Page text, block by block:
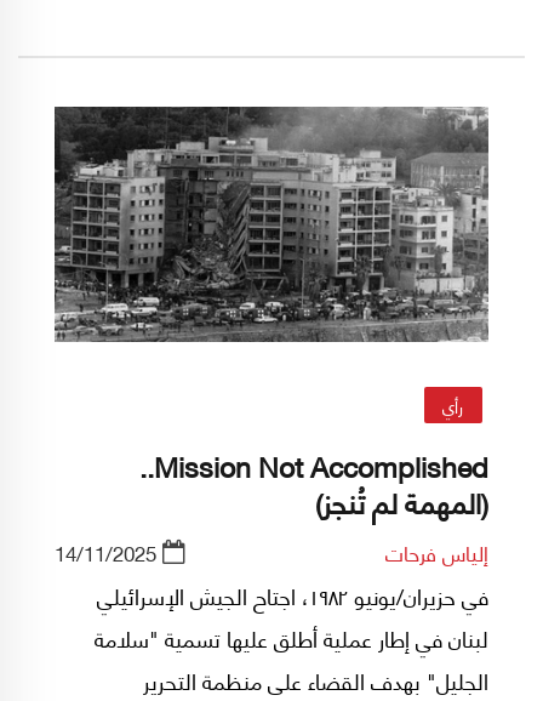
الجريمة، فلا بدّ من البحث عن قطبٍ بديل، وها هي
الصين تقدّم نفسها بوصفها المرشح الأبرز لهذا
الدور.
رأي
Mission Not Accomplished..
(المهمة لم تُنجز)
إلياس فرحات 14/11/2025
في حزيران/يونيو ١٩٨٢، اجتاح الجيش الإسرائيلي
لبنان في إطار عملية أطلق عليها تسمية "سلامة
الجليل" بهدف القضاء على منظمة التحرير